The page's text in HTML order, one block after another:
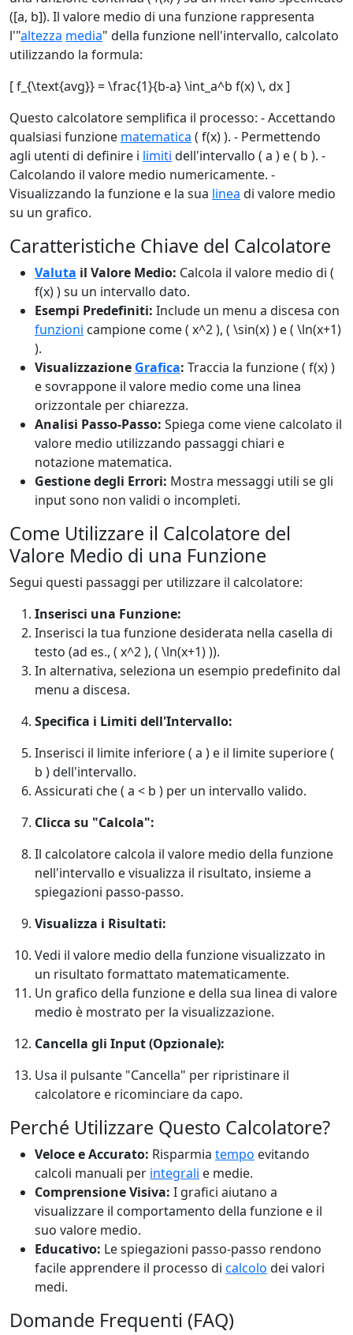
([a, b]). Il valore medio di una funzione rappresenta
l'"altezza media" della funzione nell'intervallo, calcolato
utilizzando la formula:
[ f_{\text{avg}} = \frac{1}{b-a} \int_a^b f(x) \, dx ]
Questo calcolatore semplifica il processo: - Accettando
qualsiasi funzione matematica ( f(x) ). - Permettendo
agli utenti di definire i limiti dell'intervallo ( a ) e ( b ). -
Calcolando il valore medio numericamente. -
Visualizzando la funzione e la sua linea di valore medio
su un grafico.
Caratteristiche Chiave del Calcolatore
Valuta il Valore Medio: Calcola il valore medio di (
f(x) ) su un intervallo dato.
Esempi Predefiniti: Include un menu a discesa con
funzioni campione come ( x^2 ), ( \sin(x) ) e ( \ln(x+1)
).
Visualizzazione Grafica: Traccia la funzione ( f(x) )
e sovrappone il valore medio come una linea
orizzontale per chiarezza.
Analisi Passo-Passo: Spiega come viene calcolato il
valore medio utilizzando passaggi chiari e
notazione matematica.
Gestione degli Errori: Mostra messaggi utili se gli
input sono non validi o incompleti.
Come Utilizzare il Calcolatore del
Valore Medio di una Funzione
Segui questi passaggi per utilizzare il calcolatore:
Inserisci una Funzione:
Inserisci la tua funzione desiderata nella casella di
testo (ad es., ( x^2 ), ( \ln(x+1) )).
In alternativa, seleziona un esempio predefinito dal
menu a discesa.
Specifica i Limiti dell'Intervallo:
Inserisci il limite inferiore ( a ) e il limite superiore (
b ) dell'intervallo.
Assicurati che ( a < b ) per un intervallo valido.
Clicca su "Calcola":
Il calcolatore calcola il valore medio della funzione
nell'intervallo e visualizza il risultato, insieme a
spiegazioni passo-passo.
Visualizza i Risultati:
Vedi il valore medio della funzione visualizzato in
un risultato formattato matematicamente.
Un grafico della funzione e della sua linea di valore
medio è mostrato per la visualizzazione.
Cancella gli Input (Opzionale):
Usa il pulsante "Cancella" per ripristinare il
calcolatore e ricominciare da capo.
Perché Utilizzare Questo Calcolatore?
Veloce e Accurato: Risparmia tempo evitando
calcoli manuali per integrali e medie.
Comprensione Visiva: I grafici aiutano a
visualizzare il comportamento della funzione e il
suo valore medio.
Educativo: Le spiegazioni passo-passo rendono
facile apprendere il processo di calcolo dei valori
medi.
Domande Frequenti (FAQ)